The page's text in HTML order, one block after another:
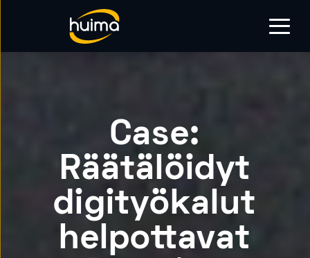
Case:
Räätälöidyt
digityökalut
helpottavat